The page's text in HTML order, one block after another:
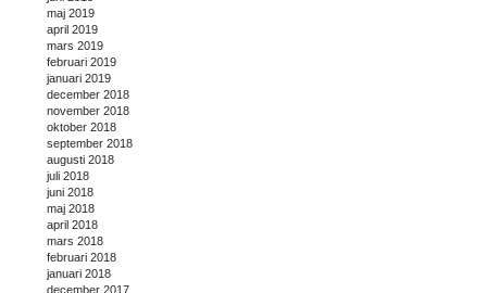
maj 2019
april 2019
mars 2019
februari 2019
januari 2019
december 2018
november 2018
oktober 2018
september 2018
augusti 2018
juli 2018
juni 2018
maj 2018
april 2018
mars 2018
februari 2018
januari 2018
december 2017